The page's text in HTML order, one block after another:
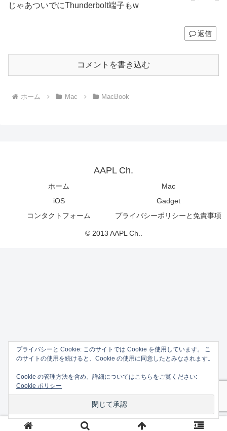
じゃあついでにThunderbolt端子もw
返信
コメントを書き込む
ホーム Mac MacBook
AAPL Ch.
ホーム
Mac
iOS
Gadget
コンタクトフォーム
プライバシーポリシーと免責事項
© 2013 AAPL Ch..
プライバシーと Cookie: このサイトでは Cookie を使用しています。 こ
のサイトの使用を続けると、Cookie の使用に同意したとみなされます。
Cookie の管理方法を含め、詳細についてはこちらをご覧ください:
Cookie ポリシー